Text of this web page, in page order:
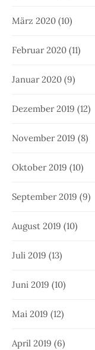
März 2020 (10)
Februar 2020 (11)
Januar 2020 (9)
Dezember 2019 (12)
November 2019 (8)
Oktober 2019 (10)
September 2019 (9)
August 2019 (10)
Juli 2019 (13)
Juni 2019 (10)
Mai 2019 (12)
April 2019 (6)